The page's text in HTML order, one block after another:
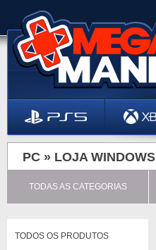
PC » LOJA WINDOWS
TODAS AS CATEGORIAS
TODOS OS PRODUTOS